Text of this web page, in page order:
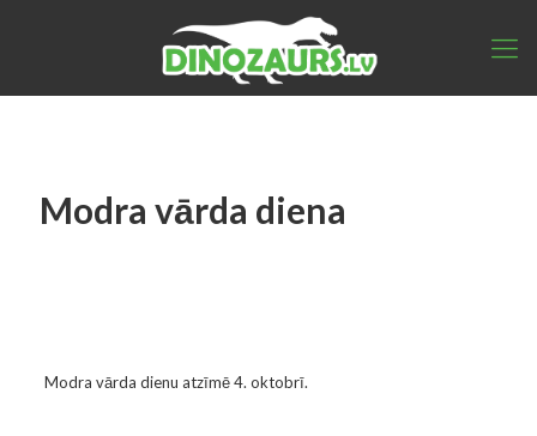
Modra vārda diena
Modra vārda dienu atzīmē 4. oktobrī.